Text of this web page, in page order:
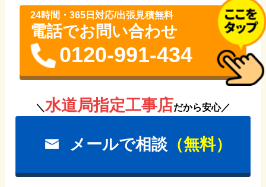
24時間・365⽇対応/出張見積無料
電話でお問い合わせ
0120-991-434
＼ 水道局指定工事店だから安心／
メールで相談（無料）